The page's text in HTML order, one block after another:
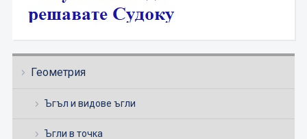
Геометрия
Ъгъл и видове ъгли
Ъгли в точка